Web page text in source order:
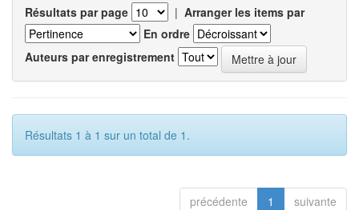
Résultats par page | Arranger les items par
En ordre
Auteurs par enregistrement
Résultats 1 à 1 sur un total de 1.
précédente 1 suivante